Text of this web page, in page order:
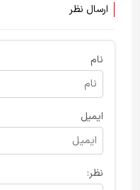
می‌کند ما نباید خودمان را وارد
ارسال نظر
نام
ایمیل
نظر: